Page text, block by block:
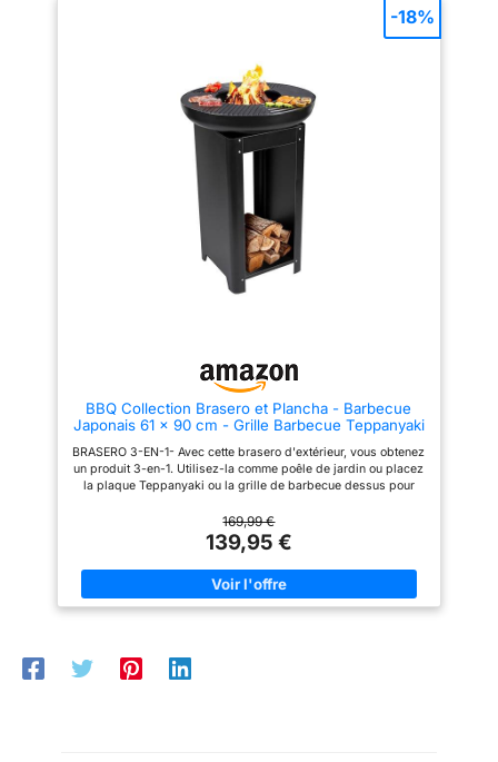
juste: Notre brasero extérieur
est conçu dans une taille
compacte, pas trop grande.
transporter, Le brasero pour
jardin convient également à la
randonnée et au camping en
plein air. Design original: Ce
brasero de patio ciselé en métal
présente un design vintage et
original. Vous pourriez l'installé
conçu dans une taille compacte,
pas trop grande. Petit, léger et
facile à transporter, Le brasero
pour jardin convient également
en plein air
pour durer Montage simple et
rapide – installation facile sans
outils complexes
BBQ Collection Brasero et Plancha - Barbecue
Japonais 61 x 90 cm - Grille Barbecue Teppanyaki
Exterieur - Métal
BRASERO 3-EN-1- Avec cette brasero d'extérieur, vous obtenez
un produit 3-en-1. Utilisez-la comme poêle de jardin ou placez
la plaque Teppanyaki ou la grille de barbecue dessus pour
brasero est livré avec une plaque Teppanyaki spéciale. Le
Teppanyaki est un style de cuisson japonais où la viande et les
légumes sont grillés sur une plaque de fer sans huile ni beurre.
GRILLE BARBECUE INCLUSE - En plus d'une plaque
Teppanyaki, une grille de barbecue est également fournie que
vous placez au centre du brasero. Utilisez-la ensuite pour faire
seulement de la chaleur supplémentaire à votre espace
169,99 €
139,95 €
-18%